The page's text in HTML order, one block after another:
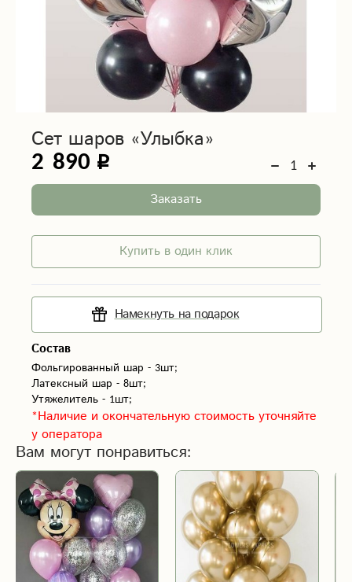
Сет шаров «Улыбка»
2 890
Заказать
Купить в один клик
Намекнуть на подарок
Состав
Фольгированный шар - 3шт;
Латексный шар - 8шт;
Утяжелитель - 1шт;
*Наличие и окончательную стоимость уточняйте
у оператора
Вам могут понравиться: